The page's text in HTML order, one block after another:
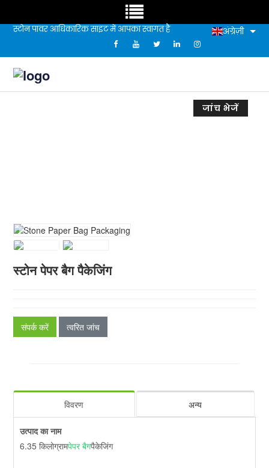
स्टोन पावर आधिकारिक साइट में आपका स्वागत है अंग्रेज़ी
जांच भेजें
स्टोन पेपर बैग पैकेजिंग
संपर्क करें त्वरित जांच
विवरण अन्य
उत्पाद का नाम
6.35 किलोग्रामपेपर बैगपैकेजिंग